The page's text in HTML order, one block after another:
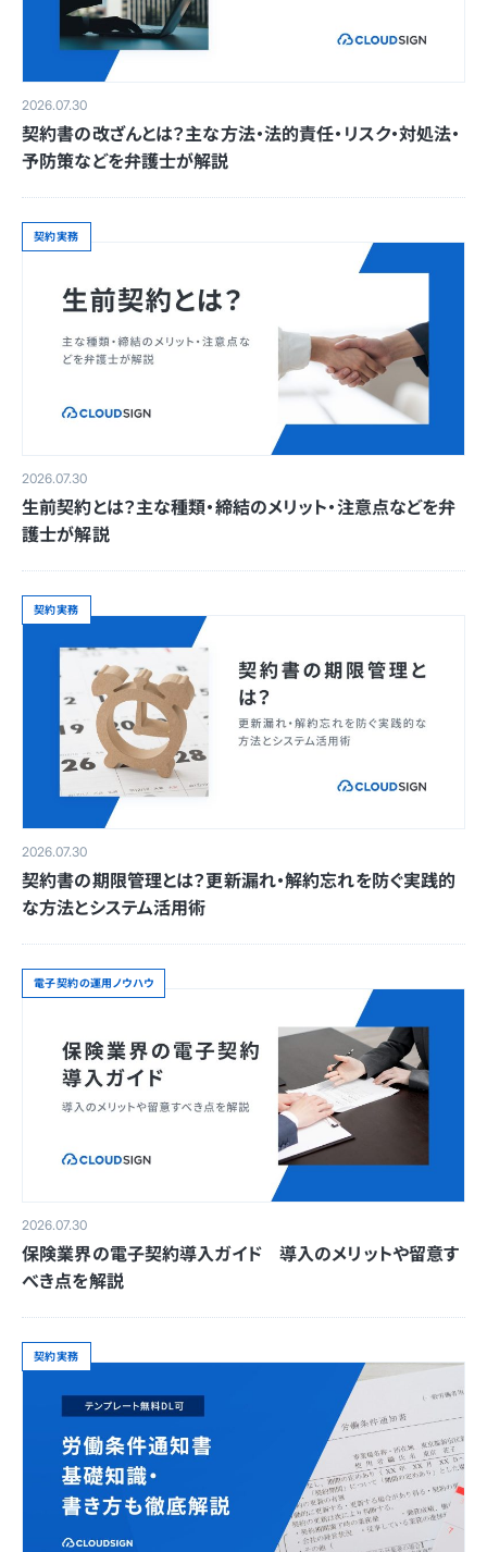
2026.07.30
契約書の改ざんとは？主な方法・法的責任・リスク・対処法・
予防策などを弁護士が解説
契約実務
2026.07.30
生前契約とは？主な種類・締結のメリット・注意点などを弁
護士が解説
契約実務
2026.07.30
契約書の期限管理とは？更新漏れ・解約忘れを防ぐ実践的
な方法とシステム活用術
電子契約の運用ノウハウ
2026.07.30
保険業界の電子契約導入ガイド 導入のメリットや留意す
べき点を解説
契約実務